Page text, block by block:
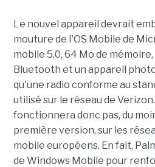
Le nouvel appareil devrait
mouture de l'OS Mobile de
mobile 5.0, 64 Mo de
Bluetooth et un appareil
qu'une radio conforme au
utilisé sur le réseau de
fonctionnera donc pas, du
première version, sur les
mobile européens. En fait,
de Windows Mobile pour